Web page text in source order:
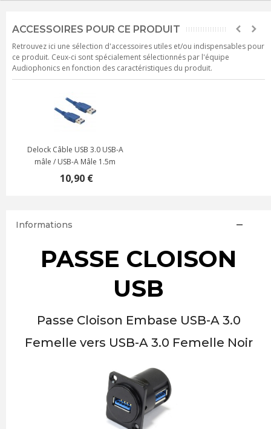
ACCESSOIRES POUR CE PRODUIT
Retrouvez ici une sélection d'accessoires utiles et/ou indispensables pour
ce produit. Ceux-ci sont spécialement sélectionnés par l'équipe
Audiophonics en fonction des caractéristiques du produit.
Delock Câble USB 3.0 USB-A
mâle / USB-A Mâle 1.5m
10,90 €
Informations
PASSE CLOISON
USB
Passe Cloison Embase USB-A 3.0
Femelle vers USB-A 3.0 Femelle Noir